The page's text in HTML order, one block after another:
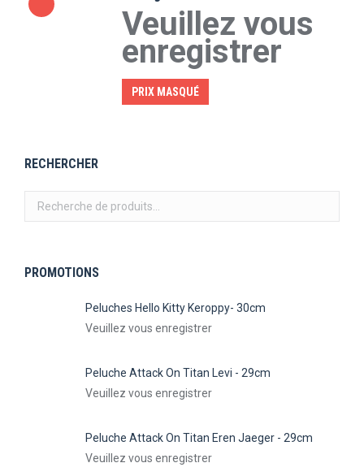
Veuillez vous
enregistrer
PRIX MASQUÉ
RECHERCHER
PROMOTIONS
Peluches Hello Kitty Keroppy- 30cm
Veuillez vous enregistrer
Peluche Attack On Titan Levi - 29cm
Veuillez vous enregistrer
Peluche Attack On Titan Eren Jaeger - 29cm
Veuillez vous enregistrer